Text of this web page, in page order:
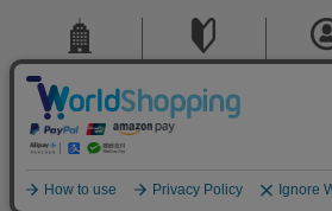
会社概要
ご利用規約 特定
COPYRIGHT (C) MELROSE CO.,LTD.ALL